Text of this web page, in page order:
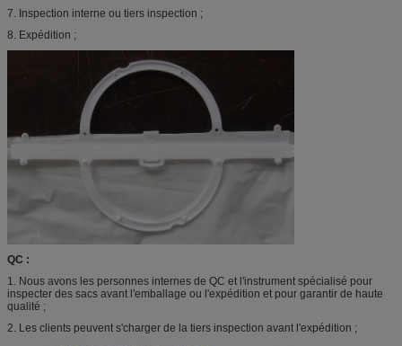
7. Inspection interne ou tiers inspection ;
8. Expédition ;
QC :
1. Nous avons les personnes internes de QC et l'instrument spécialisé pour
inspecter des sacs avant l'emballage ou l'expédition et pour garantir de haute
qualité ;
2. Les clients peuvent s'charger de la tiers inspection avant l'expédition ;